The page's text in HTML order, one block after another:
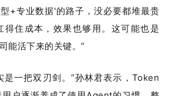
+专业数据'的路子，没必要都堆最贵
得住成本，效果也够用。这可能也是
能活下来的关键。”
是一把双刃剑。”孙林君表示，Token